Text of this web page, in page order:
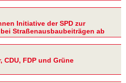
Initiative der SPD zur
Straßenausbaubeiträgen ab
FDP und Grüne